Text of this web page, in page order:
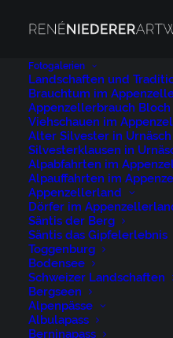
Fotogalerien
Landschaften und
Brauchtum im
Appenzellerbrauch Bloch
Viehschauen im
Alter Silvester in Urnäsch
Silvesterklausen in
Alpabfahrten im
Alpauffahrten im
Appenzellerland
Dörfer im
Säntis der Berg
Säntis das Gipfelerlebnis
Toggenburg
Bodensee
Schweizer Landschaften
Bergseen
Alpenpässe
Albulapass
Berninapass
Schwellbrunn
Home
31. OKTOBER 2023